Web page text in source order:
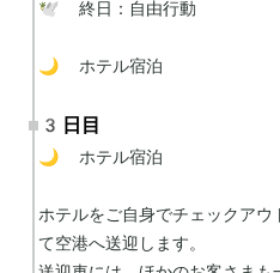
🕊 終日：自由行動
🌙 ホテル宿泊
3日目
🌙 ホテル宿泊
ホテルをご自身でチェックア
て空港へ送迎します。